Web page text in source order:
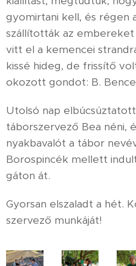
gyomirtani kell, és régen
szállították az embereket
vitt el a kemencei
kissé hideg, de frissítő
okozott gondot: B.
Utolsó nap
táborszervező Bea néni,
nyakbavalót a tábor
Borospincék mellett
gáton át.
Gyorsan elszaladt a hét.
szervező munkáját!